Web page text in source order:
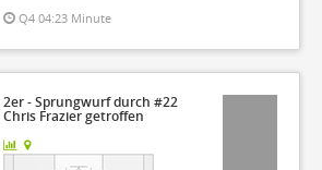
Q4 04:23 Minute
2er - Sprungwurf durch #22
Chris Frazier getroffen